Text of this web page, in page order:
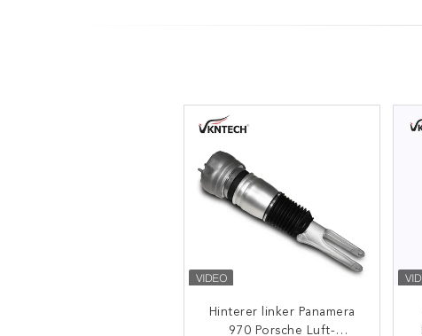
Hinterer linker Panamera
970 Porsche Luft-
Luft-Frühlings-Spreize
97034305208